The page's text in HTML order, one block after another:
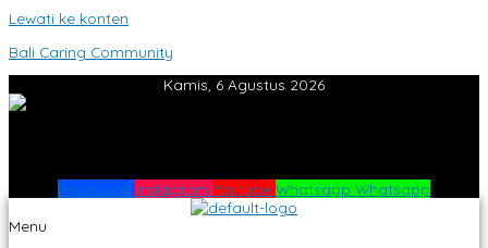
Lewati ke konten
Bali Caring Community
Kamis, 6 Agustus 2026
Facebook Instagram Youtube Whatsapp Whatsapp
Menu